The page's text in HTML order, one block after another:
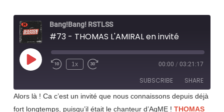
Bang!Bang! RSTLSS
#73 - THOMAS L'AMIRAL en invité
Play
Episode Rewind
1x
Fast
seconds
00:00 / 03:21:17
SUBSCRIBE SHARE
Alors là ! Ca c’est un invité que nous connaissons depuis déjà
fort longtemps, puisqu’il était le chanteur d’AqME ! THOMAS